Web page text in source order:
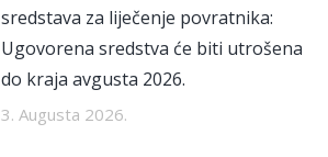
sredstava za liječenje povratnika:
Ugovorena sredstva će biti utrošena
do kraja avgusta 2026.
3. Augusta 2026.